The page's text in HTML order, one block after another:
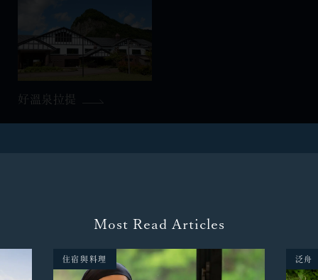
好溫泉拉提
Most Read Articles
住宿與料理 泛舟